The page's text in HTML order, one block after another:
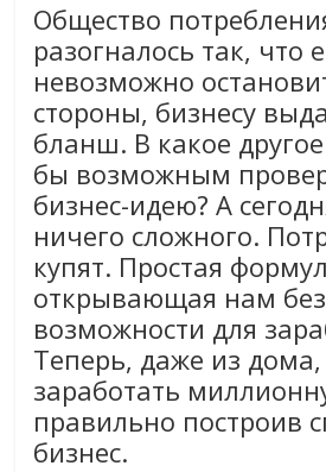
Общество
разогналось так, что
невозможно
стороны, бизнесу
бланш. В какое
бы возможным
бизнес-идею? А
ничего сложного.
купят. Простая
открывающая нам
возможности для
Теперь, даже из
заработать
правильно построив
бизнес.